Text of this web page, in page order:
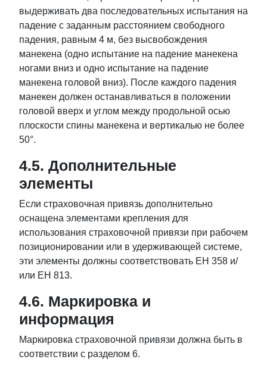
выдерживать два последовательных испытания на
падение с заданным расстоянием свободного
падения, равным 4 м, без высвобождения
манекена (одно испытание на падение манекена
ногами вниз и одно испытание на падение
манекена головой вниз). После каждого падения
манекен должен останавливаться в положении
головой вверх и углом между продольной осью
плоскости спины манекена и вертикалью не более
50°.
4.5. Дополнительные
элементы
Если страховочная привязь дополнительно
оснащена элементами крепления для
использования страховочной привязи при рабочем
позиционировании или в удерживающей системе,
эти элементы должны соответствовать ЕН 358 и/
или ЕН 813.
4.6. Маркировка и
информация
Маркировка страховочной привязи должна быть в
соответствии с разделом 6.